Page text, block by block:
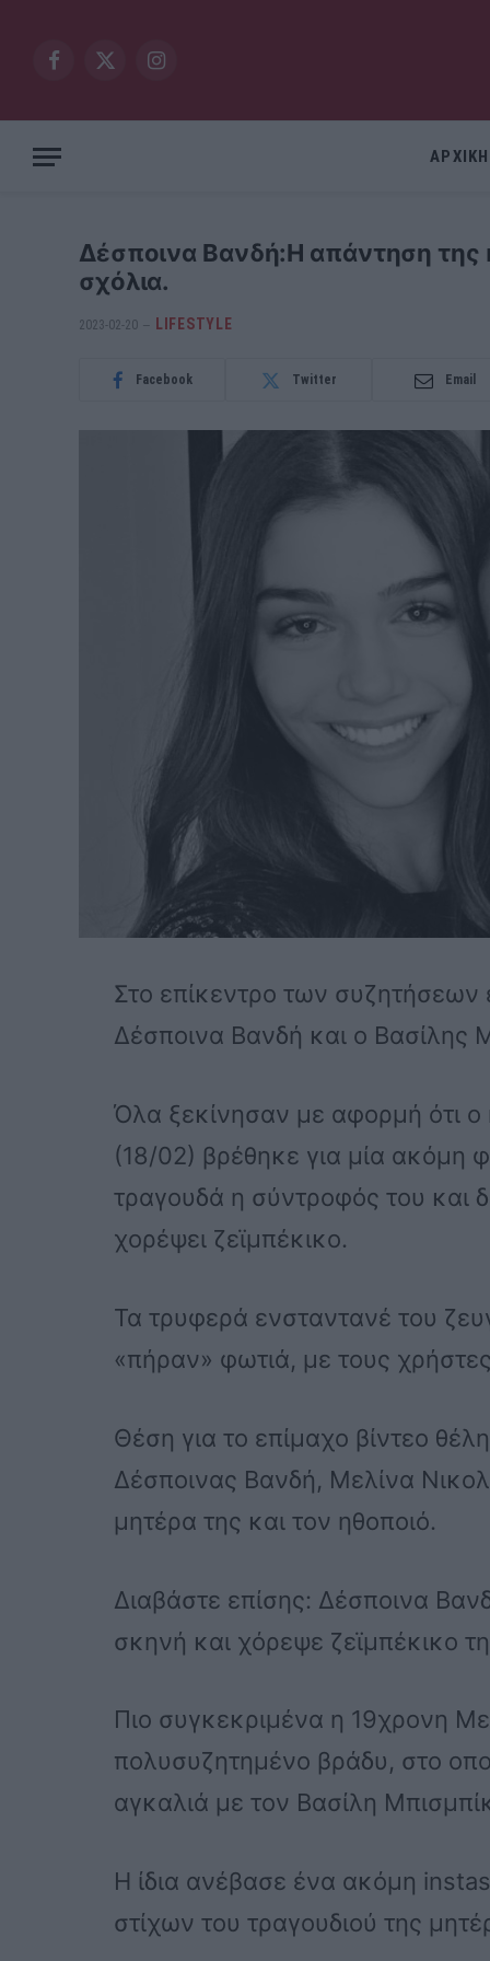
Facebook
X
Instagram
ΑΡΧΙΚΗ
Δέσποινα Βανδή:Η απάντηση της
σχόλια.
2023-02-20 LIFESTYLE
Facebook Twitter Email
Στο επίκεντρο των συζητήσεων
Δέσποινα Βανδή και ο Βασίλης
Όλα ξεκίνησαν με αφορμή ότι
(18/02) βρέθηκε για μία ακόμη
τραγουδά η σύντροφός του και
χορέψει ζεϊμπέκικο.
Τα τρυφερά ενσταντανέ του
«πήραν» φωτιά, με τους χρήστες
Θέση για το επίμαχο βίντεο
Δέσποινας Βανδή, Μελίνα
μητέρα της και τον ηθοποιό.
Διαβάστε επίσης: Δέσπoινα
σκηνή και χόρεψε ζεϊμπέκικο
Πιο συγκεκριμένα η 19χρονη
πολυσυζητημένο βράδυ, στο
αγκαλιά με τον Βασίλη
Η ίδια ανέβασε ένα ακόμη
στίχων του τραγουδιού της